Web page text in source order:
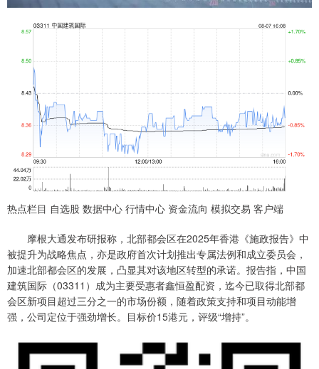
热点栏目 自选股 数据中心 行情中心 资金流向 模拟交易 客户端
摩根大通发布研报称，北部都会区在2025年香港《施政报告》中
被提升为战略焦点，亦是政府首次计划推出专属法例和成立委员会，
加速北部都会区的发展，凸显其对该地区转型的承诺。报告指，中国
建筑国际（03311）成为主要受惠者鑫恒盈配资，迄今已取得北部都
会区新项目超过三分之一的市场份额，随着政策支持和项目动能增
强，公司定位于强劲增长。目标价15港元，评级“增持”。